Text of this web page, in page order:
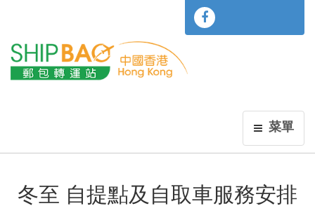
菜單
冬至 自提點及自取車服務安排